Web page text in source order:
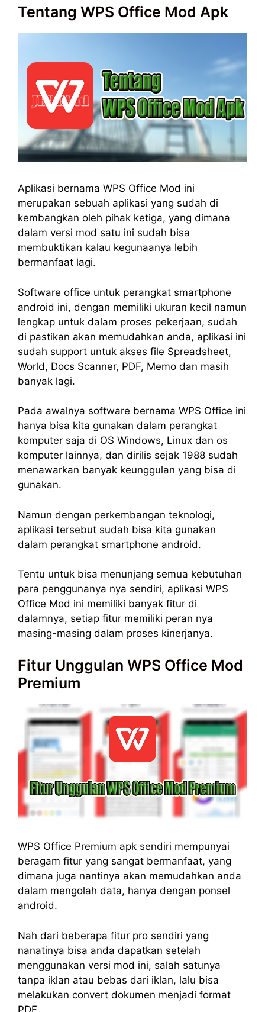
Tentang WPS Office Mod Apk
Aplikasi bernama WPS Office Mod ini
merupakan sebuah aplikasi yang sudah di
kembangkan oleh pihak ketiga, yang dimana
dalam versi mod satu ini sudah bisa
membuktikan kalau kegunaanya lebih
bermanfaat lagi.
Software office untuk perangkat smartphone
android ini, dengan memiliki ukuran kecil namun
lengkap untuk dalam proses pekerjaan, sudah
di pastikan akan memudahkan anda, aplikasi ini
sudah support untuk akses file Spreadsheet,
World, Docs Scanner, PDF, Memo dan masih
banyak lagi.
Pada awalnya software bernama WPS Office ini
hanya bisa kita gunakan dalam perangkat
komputer saja di OS Windows, Linux dan os
komputer lainnya, dan dirilis sejak 1988 sudah
menawarkan banyak keunggulan yang bisa di
gunakan.
Namun dengan perkembangan teknologi,
aplikasi tersebut sudah bisa kita gunakan
dalam perangkat smartphone android.
Tentu untuk bisa menunjang semua kebutuhan
para penggunanya nya sendiri, aplikasi WPS
Office Mod ini memiliki banyak fitur di
dalamnya, setiap fitur memiliki peran nya
masing-masing dalam proses kinerjanya.
Fitur Unggulan WPS Office Mod
Premium
WPS Office Premium apk sendiri mempunyai
beragam fitur yang sangat bermanfaat, yang
dimana juga nantinya akan memudahkan anda
dalam mengolah data, hanya dengan ponsel
android.
Nah dari beberapa fitur pro sendiri yang
nanatinya bisa anda dapatkan setelah
menggunakan versi mod ini, salah satunya
tanpa iklan atau bebas dari iklan, lalu bisa
melakukan convert dokumen menjadi format
PDF.